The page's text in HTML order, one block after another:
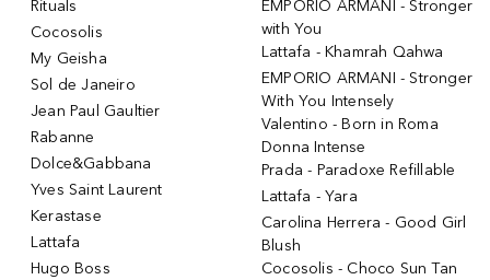
Rituals
Cocosolis
My Geisha
Sol de Janeiro
Jean Paul Gaultier
Rabanne
Dolce&Gabbana
Yves Saint Laurent
Kerastase
Lattafa
Hugo Boss
EMPORIO ARMANI - Stronger
with You
Lattafa - Khamrah Qahwa
EMPORIO ARMANI - Stronger
With You Intensely
Valentino - Born in Roma
Donna Intense
Prada - Paradoxe Refillable
Lattafa - Yara
Carolina Herrera - Good Girl
Blush
Cocosolis - Choco Sun Tan